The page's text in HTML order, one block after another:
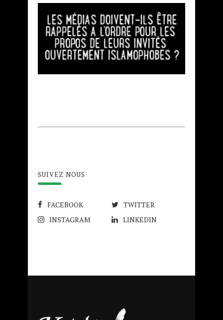
SUIVEZ NOUS
FACEBOOK
TWITTER
INSTAGRAM
LINKEDIN